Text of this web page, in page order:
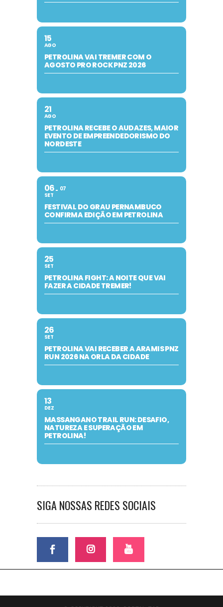
15
AGO
PETROLINA VAI TREMER COM O
AGOSTO PRO ROCK PNZ 2026
21
AGO
PETROLINA RECEBE O AUDAZES, MAIOR
EVENTO DE EMPREENDEDORISMO DO
NORDESTE
06
SET
07
FESTIVAL DO GRAU PERNAMBUCO
CONFIRMA EDIÇÃO EM PETROLINA
25
SET
PETROLINA FIGHT: A NOITE QUE VAI
FAZER A CIDADE TREMER!
26
SET
PETROLINA VAI RECEBER A ARAMIS PNZ
RUN 2026 NA ORLA DA CIDADE
13
DEZ
MASSANGANO TRAIL RUN: DESAFIO,
NATUREZA E SUPERAÇÃO EM
PETROLINA!
SIGA NOSSAS REDES SOCIAIS